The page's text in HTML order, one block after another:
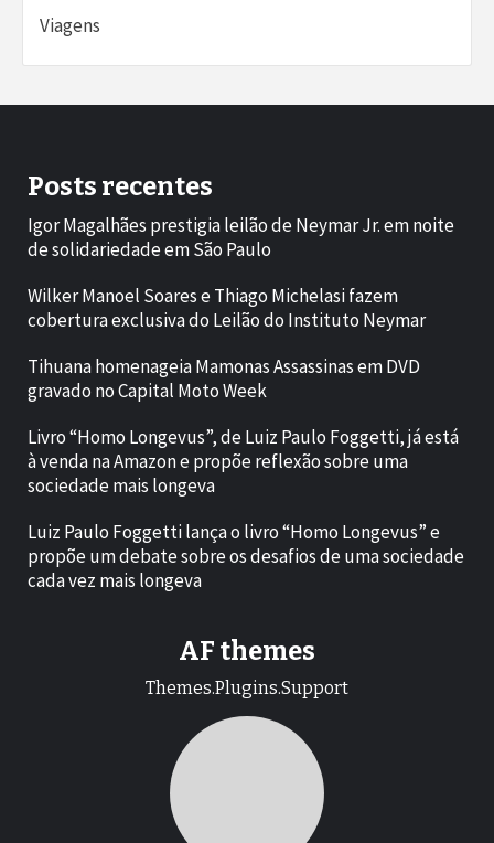
Viagens
Posts recentes
Igor Magalhães prestigia leilão de Neymar Jr. em noite
de solidariedade em São Paulo
Wilker Manoel Soares e Thiago Michelasi fazem
cobertura exclusiva do Leilão do Instituto Neymar
Tihuana homenageia Mamonas Assassinas em DVD
gravado no Capital Moto Week
Livro “Homo Longevus”, de Luiz Paulo Foggetti, já está
à venda na Amazon e propõe reflexão sobre uma
sociedade mais longeva
Luiz Paulo Foggetti lança o livro “Homo Longevus” e
propõe um debate sobre os desafios de uma sociedade
cada vez mais longeva
AF themes
Themes.Plugins.Support